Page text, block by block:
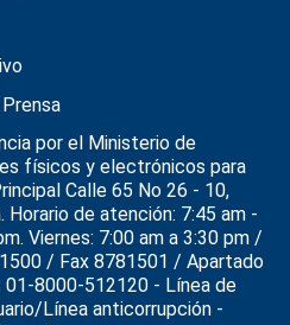
por el Ministerio de
físicos y electrónicos para
Calle 65 No 26 - 10,
Horario de atención: 7:45 am -
Viernes: 7:00 am a 3:30 pm /
/ Fax 8781501 / Apartado
8000-512120 - Línea de
Línea anticorrupción -